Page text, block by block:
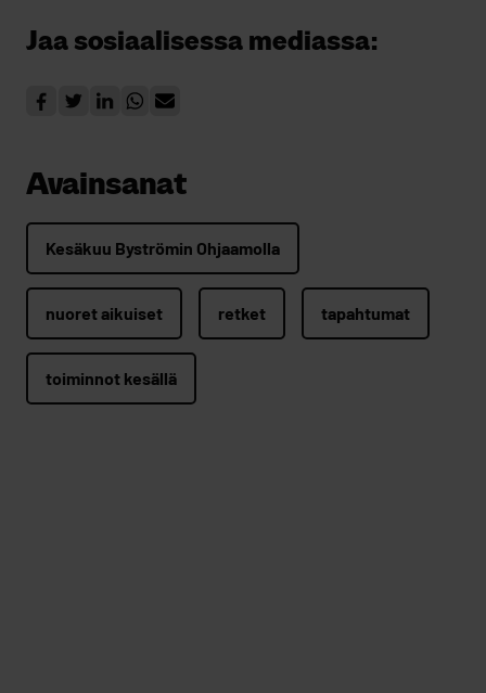
Jaa sosiaalisessa mediassa:
Avainsanat
Kesäkuu Byströmin Ohjaamolla
nuoret aikuiset retket tapahtumat
toiminnot kesällä